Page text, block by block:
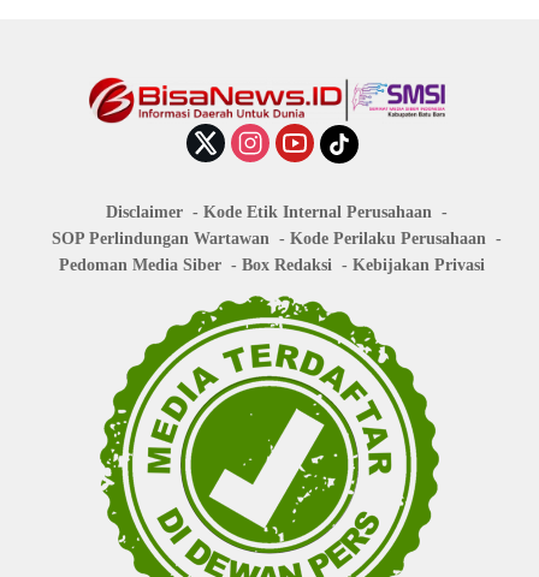
Disclaimer
Kode Etik Internal Perusahaan
SOP Perlindungan Wartawan
Kode Perilaku Perusahaan
Pedoman Media Siber
Box Redaksi Kebijakan Privasi